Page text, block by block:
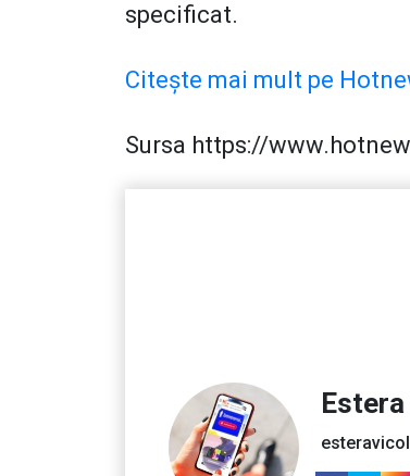
specificat.
Citește mai mult pe
Sursa https://